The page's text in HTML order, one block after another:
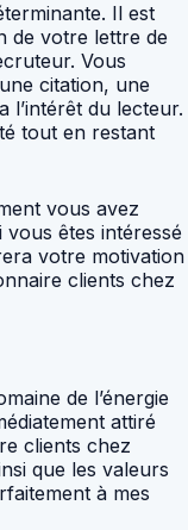
Il est
de votre lettre de
Vous
citation, une
l’intérêt du lecteur.
tout en restant
vous avez
vous êtes intéressé
votre motivation
clients chez
de l’énergie
attiré
clients chez
que les valeurs
à mes